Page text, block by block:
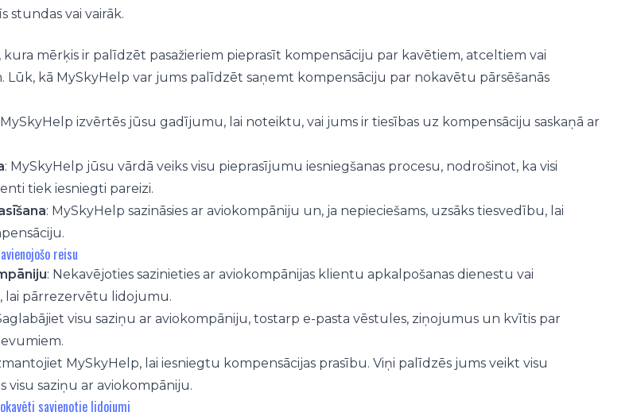
stundas vai vairāk.
mērķis ir palīdzēt pasažieriem pieprasīt kompensāciju par kavētiem, atceltiem vai
kā MySkyHelp var jums palīdzēt saņemt kompensāciju par nokavētu pārsēšanās
MySkyHelp izvērtēs jūsu gadījumu, lai noteiktu, vai jums ir tiesības uz kompensāciju saskaņā ar
: MySkyHelp jūsu vārdā veiks visu pieprasījumu iesniegšanas procesu, nodrošinot, ka visi
tiek iesniegti pareizi.
: MySkyHelp sazināsies ar aviokompāniju un, ja nepieciešams, uzsāks tiesvedību, lai
reisu
: Nekavējoties sazinieties ar aviokompānijas klientu apkalpošanas dienestu vai
lai pārrezervētu lidojumu.
visu saziņu ar aviokompāniju, tostarp e-pasta vēstules, ziņojumus un kvītis par
MySkyHelp, lai iesniegtu kompensācijas prasību. Viņi palīdzēs jums veikt visu
visu saziņu ar aviokompāniju.
savienotie lidojumi